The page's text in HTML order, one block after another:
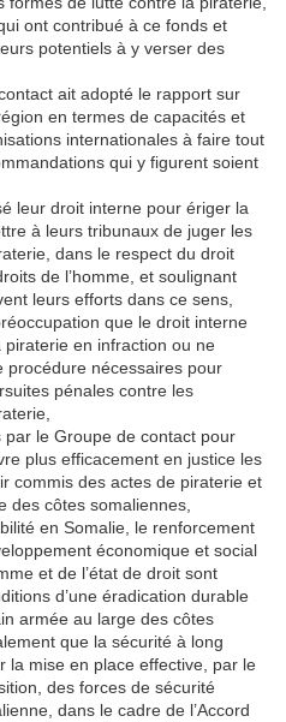
ont contribué à ce fonds et
potentiels à y verser des
ait adopté le rapport sur
en termes de capacités et
internationales à faire tout
qui y figurent soient
leur droit interne pour ériger la
à leurs tribunaux de juger les
dans le respect du droit
de l’homme, et soulignant
leurs efforts dans ce sens,
que le droit interne
piraterie en infraction ou ne
procédure nécessaires pour
pénales contre les
le Groupe de contact pour
plus efficacement en justice les
commis des actes de piraterie et
des côtes somaliennes,
en Somalie, le renforcement
économique et social
et de l’état de droit sont
d’une éradication durable
armée au large des côtes
que la sécurité à long
la mise en place effective, par le
des forces de sécurité
dans le cadre de l’Accord